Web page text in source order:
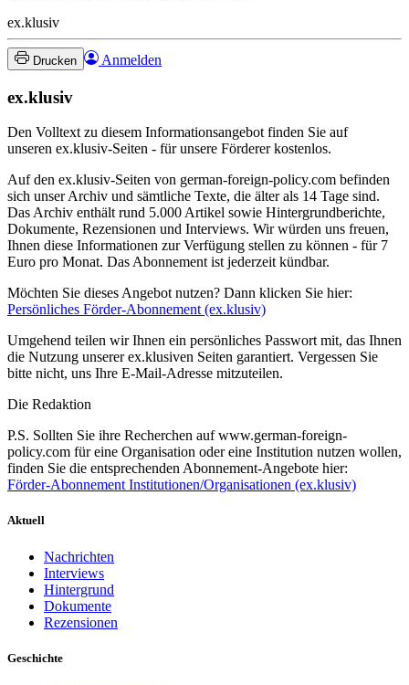
ex.klusiv
Drucken Anmelden
ex.klusiv
Den Volltext zu diesem Informationsangebot finden Sie auf
unseren ex.klusiv-Seiten - für unsere Förderer kostenlos.
Auf den ex.klusiv-Seiten von german-foreign-policy.com befinden
sich unser Archiv und sämtliche Texte, die älter als 14 Tage sind.
Das Archiv enthält rund 5.000 Artikel sowie Hintergrundberichte,
Dokumente, Rezensionen und Interviews. Wir würden uns freuen,
Ihnen diese Informationen zur Verfügung stellen zu können - für 7
Euro pro Monat. Das Abonnement ist jederzeit kündbar.
Möchten Sie dieses Angebot nutzen? Dann klicken Sie hier:
Persönliches Förder-Abonnement (ex.klusiv)
Umgehend teilen wir Ihnen ein persönliches Passwort mit, das Ihnen
die Nutzung unserer ex.klusiven Seiten garantiert. Vergessen Sie
bitte nicht, uns Ihre E-Mail-Adresse mitzuteilen.
Die Redaktion
P.S. Sollten Sie ihre Recherchen auf www.german-foreign-
policy.com für eine Organisation oder eine Institution nutzen wollen,
finden Sie die entsprechenden Abonnement-Angebote hier:
Förder-Abonnement Institutionen/Organisationen (ex.klusiv)
Aktuell
Nachrichten
Interviews
Hintergrund
Dokumente
Rezensionen
Geschichte